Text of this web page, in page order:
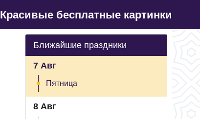
Красивые бесплатные картинки
Ближайшие праздники
7 Авг
Пятница
8 Авг